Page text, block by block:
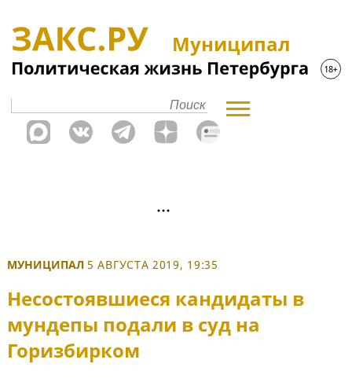
Муниципал
МУНИЦИПАЛ 5 АВГУСТА 2019, 19:35
Несостоявшиеся кандидаты в
мундепы подали в суд на
Горизбирком